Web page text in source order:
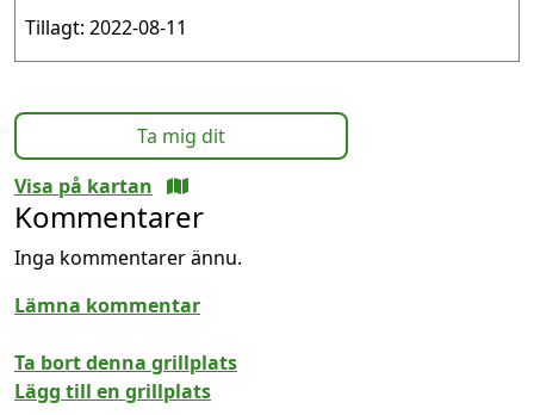
Tillagt: 2022-08-11
Ta mig dit
Visa på kartan
Kommentarer
Inga kommentarer ännu.
Lämna kommentar
Ta bort denna grillplats
Lägg till en grillplats